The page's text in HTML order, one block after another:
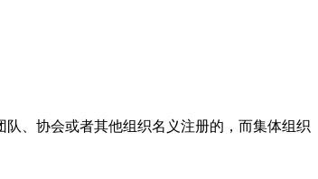
、协会或者其他组织名义注册的，而集体组织